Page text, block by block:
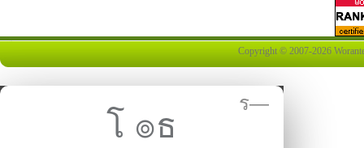
Copyright © 2007-2026
โ ๏ธ
ร—